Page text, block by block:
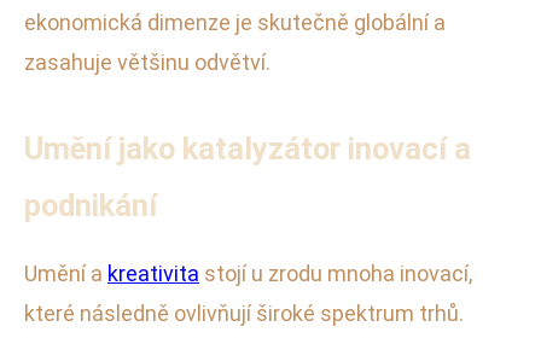
ekonomická dimenze je skutečně globální a
zasahuje většinu odvětví.
Umění jako katalyzátor inovací a
podnikání
Umění a kreativita stojí u zrodu mnoha inovací,
které následně ovlivňují široké spektrum trhů.